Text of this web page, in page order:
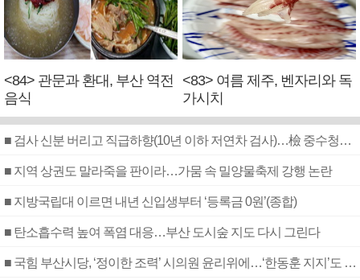
<84> 관문과 환대, 부산 역전
음식
<83> 여름 제주, 벤자리와 독
가시치
■ 검사 신분 버리고 직급하향(10년 이하 저연차 검사)…檢 중수청행 기피
■ 지역 상권도 말라죽을 판이라…가뭄 속 밀양물축제 강행 논란
■ 지방국립대 이르면 내년 신입생부터 ‘등록금 0원’(종합)
■ 탄소흡수력 높여 폭염 대응…부산 도시숲 지도 다시 그린다
■ 국힘 부산시당, ‘정이한 조력’ 시의원 윤리위에…‘한동훈 지지’도 신고접수